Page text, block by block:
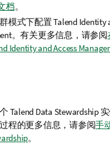
档。
模式下配置Talend Identity
。有关更多信息，请参阅
Identity and Access
Talend Data Stewardship实
程的更多信息，请参阅手
。